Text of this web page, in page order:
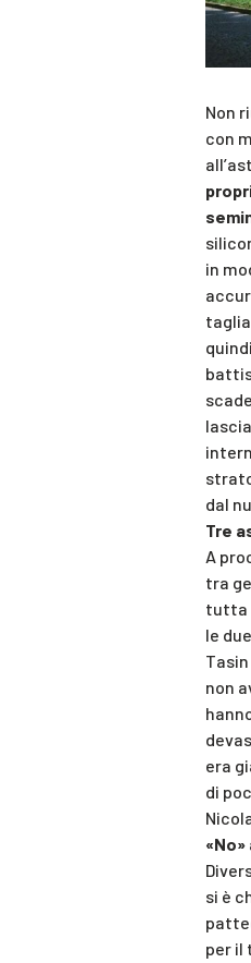
Non
con
in
dal
Tre
A
tra
tutta
le
non
era
di
«No»
si è
per il